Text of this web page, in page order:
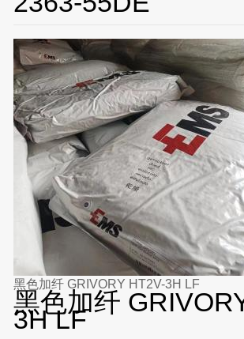
黑色加纤 GRIVORY HT2V-3H LF
黑色加纤
3H LF